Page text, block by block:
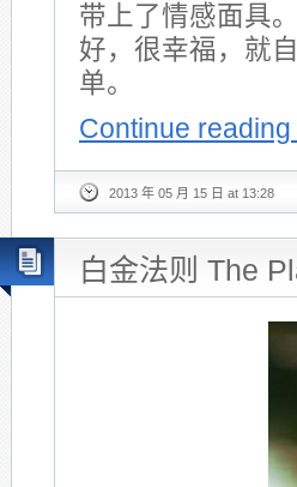
带上了情感面具
好，很幸福，就
单。
Continue reading
2013 年 05 月 15 日 at 13:28
白金法则 The